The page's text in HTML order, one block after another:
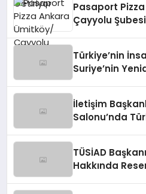
Pasaport
Çayyolu Şubesi
Türkiye’nin
Suriye’nin
İletişim
Salonu’nda
TÜSİAD
Hakkında